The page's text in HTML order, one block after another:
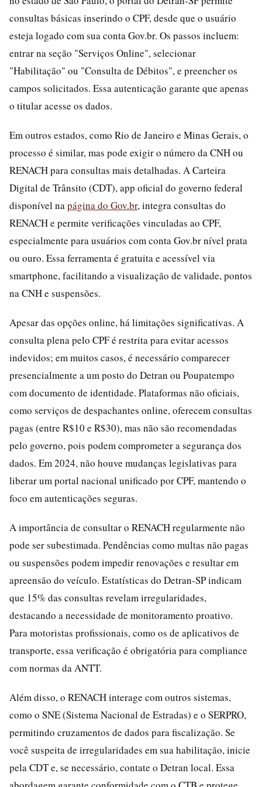
consultas básicas inserindo o CPF, desde que o usuário
esteja logado com sua conta Gov.br. Os passos incluem:
entrar na seção "Serviços Online", selecionar
"Habilitação" ou "Consulta de Débitos", e preencher os
campos solicitados. Essa autenticação garante que apenas
o titular acesse os dados.
Em outros estados, como Rio de Janeiro e Minas Gerais, o
processo é similar, mas pode exigir o número da CNH ou
RENACH para consultas mais detalhadas. A Carteira
Digital de Trânsito (CDT), app oficial do governo federal
disponível napágina do Gov.br, integra consultas do
RENACH e permite verificações vinculadas ao CPF,
especialmente para usuários com conta Gov.br nível prata
ou ouro. Essa ferramenta é gratuita e acessível via
smartphone, facilitando a visualização de validade, pontos
na CNH e suspensões.
Apesar das opções online, há limitações significativas. A
consulta plena pelo CPF é restrita para evitar acessos
indevidos; em muitos casos, é necessário comparecer
presencialmente a um posto do Detran ou Poupatempo
com documento de identidade. Plataformas não oficiais,
como serviços de despachantes online, oferecem consultas
pagas (entre R$10 e R$30), mas não são recomendadas
pelo governo, pois podem comprometer a segurança dos
dados. Em 2024, não houve mudanças legislativas para
liberar um portal nacional unificado por CPF, mantendo o
foco em autenticações seguras.
A importância de consultar o RENACH regularmente não
pode ser subestimada. Pendências como multas não pagas
ou suspensões podem impedir renovações e resultar em
apreensão do veículo. Estatísticas do Detran-SP indicam
que 15% das consultas revelam irregularidades,
destacando a necessidade de monitoramento proativo.
Para motoristas profissionais, como os de aplicativos de
transporte, essa verificação é obrigatória para compliance
com normas da ANTT.
Além disso, o RENACH interage com outros sistemas,
como o SNE (Sistema Nacional de Estradas) e o SERPRO,
permitindo cruzamentos de dados para fiscalização. Se
você suspeita de irregularidades em sua habilitação, inicie
pela CDT e, se necessário, contate o Detran local. Essa